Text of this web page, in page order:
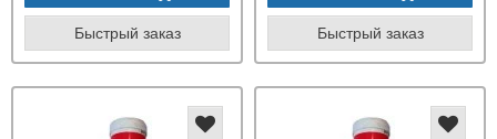
Быстрый заказ Быстрый заказ